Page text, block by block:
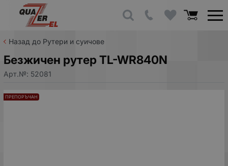
Назад до Рутери и суичове
Безжичен рутер TL-WR840N
Арт.№: 52081
ПРЕПОРЪЧАН